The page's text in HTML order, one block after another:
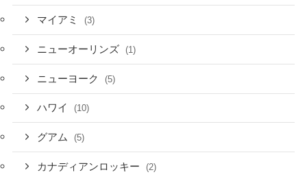
マイアミ (3)
ニューオーリンズ (1)
ニューヨーク (5)
ハワイ (10)
グアム (5)
カナディアンロッキー (2)